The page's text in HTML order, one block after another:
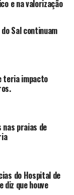
e na valorização
Sal continuam
teria impacto
nas praias de
do Hospital de
diz que houve